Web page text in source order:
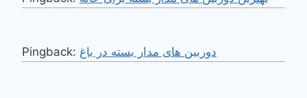
Pingback: دوربین های مدار بسته در باغ